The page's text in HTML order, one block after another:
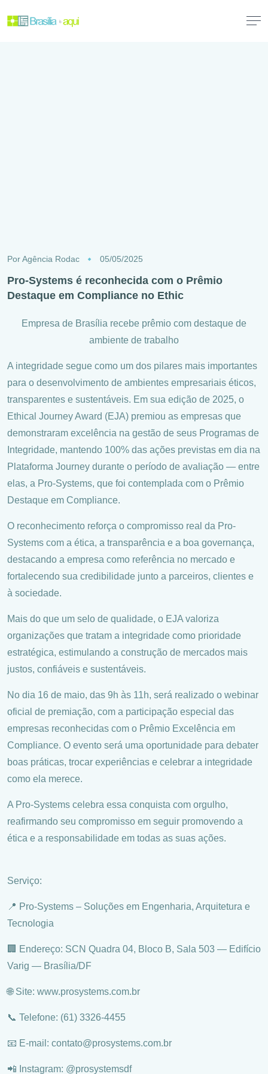
PorAgência Rodac 05/05/2025
Pro-Systems é reconhecida com o Prêmio
Destaque em Compliance no Ethic
Empresa de Brasília recebe prêmio com destaque de
ambiente de trabalho
A integridade segue como um dos pilares mais importantes
para o desenvolvimento de ambientes empresariais éticos,
transparentes e sustentáveis. Em sua edição de 2025, o
Ethical Journey Award (EJA) premiou as empresas que
demonstraram excelência na gestão de seus Programas de
Integridade, mantendo 100% das ações previstas em dia na
Plataforma Journey durante o período de avaliação — entre
elas, a Pro-Systems, que foi contemplada com o Prêmio
Destaque em Compliance.
O reconhecimento reforça o compromisso real da Pro-
Systems com a ética, a transparência e a boa governança,
destacando a empresa como referência no mercado e
fortalecendo sua credibilidade junto a parceiros, clientes e
à sociedade.
Mais do que um selo de qualidade, o EJA valoriza
organizações que tratam a integridade como prioridade
estratégica, estimulando a construção de mercados mais
justos, confiáveis e sustentáveis.
No dia 16 de maio, das 9h às 11h, será realizado o webinar
oficial de premiação, com a participação especial das
empresas reconhecidas com o Prêmio Excelência em
Compliance. O evento será uma oportunidade para debater
boas práticas, trocar experiências e celebrar a integridade
como ela merece.
A Pro-Systems celebra essa conquista com orgulho,
reafirmando seu compromisso em seguir promovendo a
ética e a responsabilidade em todas as suas ações.
Serviço:
📍 Pro-Systems – Soluções em Engenharia, Arquitetura e
Tecnologia
🏢 Endereço: SCN Quadra 04, Bloco B, Sala 503 — Edifício
Varig — Brasília/DF
🌐 Site: www.prosystems.com.br
📞 Telefone: (61) 3326-4455
📧 E-mail: contato@prosystems.com.br
📲 Instagram: @prosystemsdf